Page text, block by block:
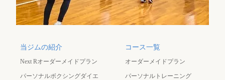
当ジムの紹介
Next Rオーダーメイドプラン
パーソナルボクシングダイエ
コース一覧
オーダーメイドプラン
パーソナルトレーニング